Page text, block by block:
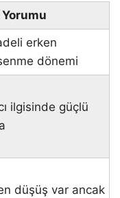
erken
dönemi
ilgisinde güçlü
düşüş var ancak